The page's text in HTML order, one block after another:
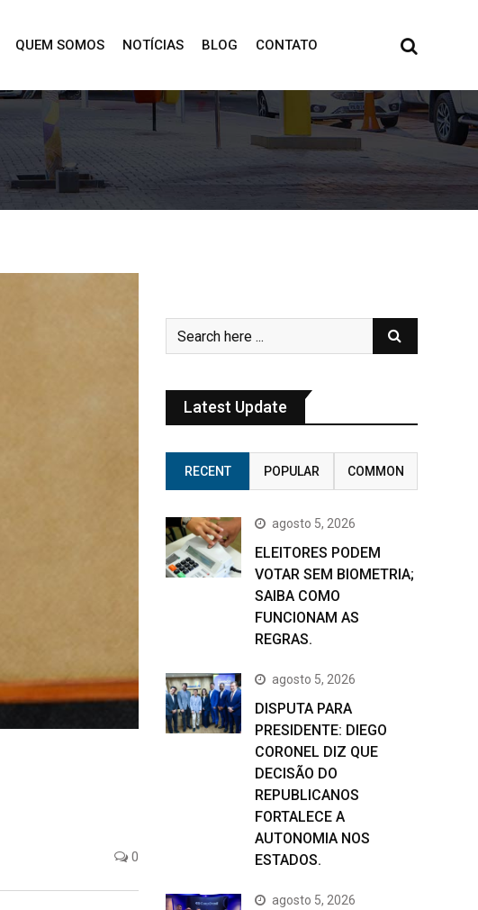
QUEM SOMOS NOTÍCIAS BLOG CONTATO
0
Latest Update
RECENT POPULAR COMMON
agosto 5, 2026
ELEITORES PODEM
VOTAR SEM BIOMETRIA;
SAIBA COMO
FUNCIONAM AS
REGRAS.
agosto 5, 2026
DISPUTA PARA
PRESIDENTE: DIEGO
CORONEL DIZ QUE
DECISÃO DO
REPUBLICANOS
FORTALECE A
AUTONOMIA NOS
ESTADOS.
agosto 5, 2026